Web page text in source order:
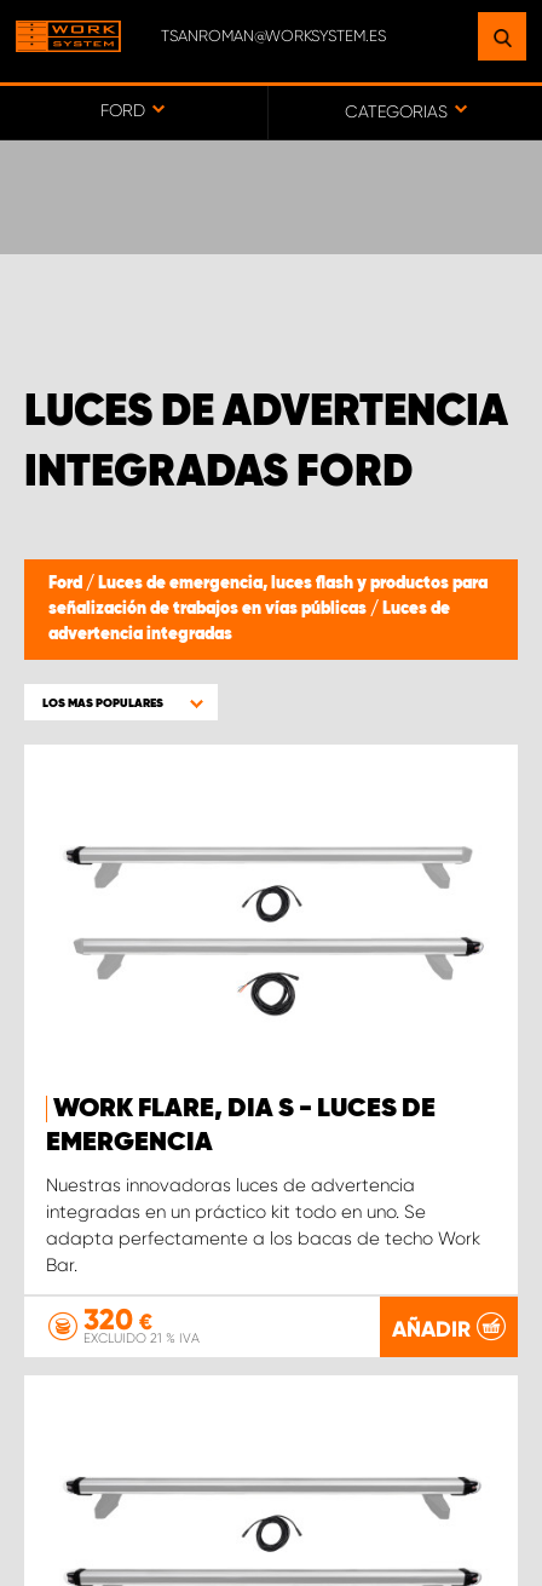
TSANROMAN@WORKSYSTEM.ES
FORD CATEGORIAS
LUCES DE ADVERTENCIA
INTEGRADAS FORD
Ford / Luces de emergencia, luces flash y productos para
señalización de trabajos en vías públicas / Luces de
advertencia integradas
LOS MAS POPULARES
WORK FLARE, DIA S - LUCES DE
EMERGENCIA
Nuestras innovadoras luces de advertencia
integradas en un práctico kit todo en uno. Se
adapta perfectamente a los bacas de techo Work
Bar.
320 €
EXCLUIDO 21 % IVA AÑADIR
ENCUENTRE UNA INSTALACIÓN
CERCA DE USTED